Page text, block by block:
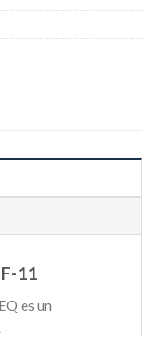
11
EQ es un
.